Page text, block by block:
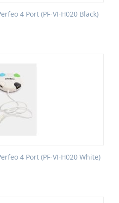
4 Port (PF-VI-H020 Black)
4 Port (PF-VI-H020 White)